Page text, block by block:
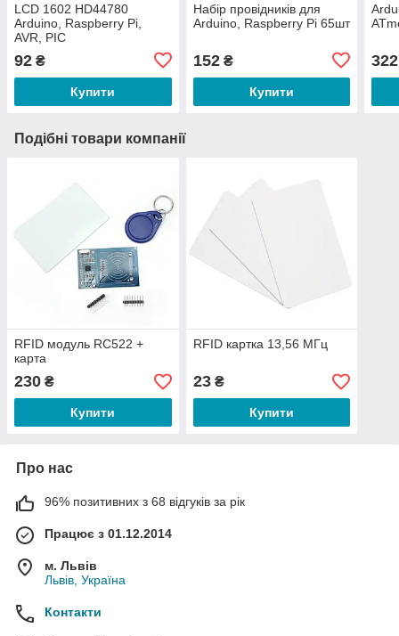
LCD 1602 HD44780
Arduino, Raspberry Pi,
AVR, PIC
92 ₴
Купити
Набір провідників для
Arduino, Raspberry Pi 65шт
152₴
Купити
322
Подібні товари компанії
RFID модуль RC522 +
карта
230 ₴
Купити
RFID картка 13,56 МГц
23₴
Купити
Про нас
96% позитивних з 68 відгуків за рік
Працює з 01.12.2014
м. Львів
Львів, Україна
Контакти